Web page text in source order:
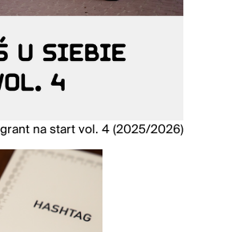
na start vol. 4 (2025/2026)